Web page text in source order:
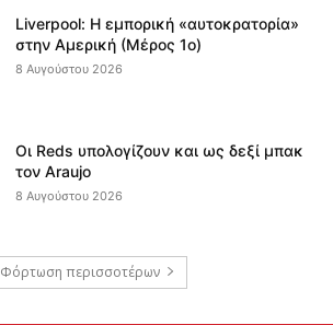
Liverpool: Η εμπορική «αυτοκρατορία»
στην Αμερική (Μέρος 1ο)
8 Αυγούστου 2026
Οι Reds υπολογίζουν και ως δεξί μπακ
τον Araujo
8 Αυγούστου 2026
Φόρτωση περισσοτέρων